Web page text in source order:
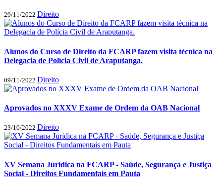
29/11/2022 Direito
Alunos do Curso de Direito da FCARP fazem visita técnica na
Delegacia de Polícia Civil de Araputanga.
09/11/2022 Direito
Aprovados no XXXV Exame de Ordem da OAB Nacional
23/10/2022 Direito
XV Semana Jurídica na FCARP - Saúde, Segurança e Justiça
Social - Direitos Fundamentais em Pauta